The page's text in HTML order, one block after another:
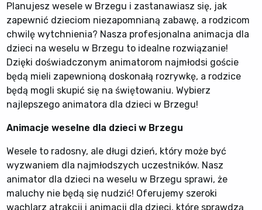
Planujesz wesele w Brzegu i zastanawiasz się, jak
zapewnić dzieciom niezapomnianą zabawę, a rodzicom
chwilę wytchnienia? Nasza profesjonalna animacja dla
dzieci na weselu w Brzegu to idealne rozwiązanie!
Dzięki doświadczonym animatorom najmłodsi goście
będą mieli zapewnioną doskonałą rozrywkę, a rodzice
będą mogli skupić się na świętowaniu. Wybierz
najlepszego animatora dla dzieci w Brzegu!
Animacje weselne dla dzieci w Brzegu
Wesele to radosny, ale długi dzień, który może być
wyzwaniem dla najmłodszych uczestników. Nasz
animator dla dzieci na weselu w Brzegu sprawi, że
maluchy nie będą się nudzić! Oferujemy szeroki
wachlarz atrakcji i animacji dla dzieci, które sprawdzą